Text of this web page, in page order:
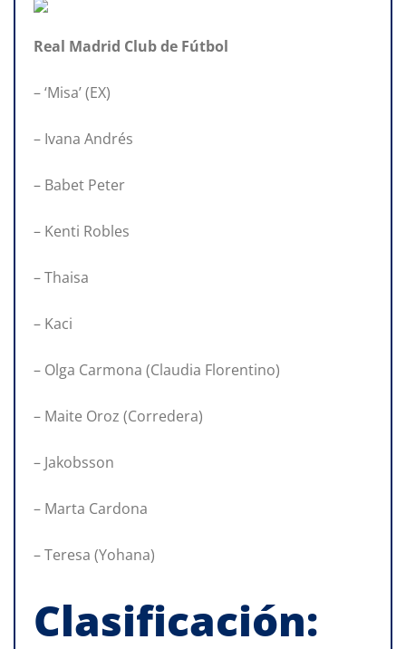
Real Madrid Club de Fútbol
– ‘Misa’ (EX)
– Ivana Andrés
– Babet Peter
– Kenti Robles
– Thaisa
– Kaci
– Olga Carmona (Claudia Florentino)
– Maite Oroz (Corredera)
– Jakobsson
– Marta Cardona
– Teresa (Yohana)
Clasificación: